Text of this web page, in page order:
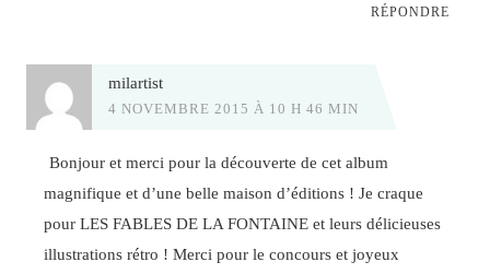
RÉPONDRE
milartist
4 NOVEMBRE 2015 À 10 H 46 MIN
Bonjour et merci pour la découverte de cet album
magnifique et d’une belle maison d’éditions ! Je craque
pour LES FABLES DE LA FONTAINE et leurs délicieuses
illustrations rétro ! Merci pour le concours et joyeux